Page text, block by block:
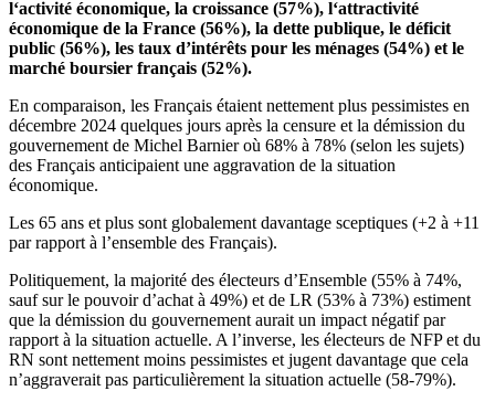
l‘activité économique, la croissance (57%), l‘attractivité
économique de la France (56%), la dette publique, le déficit
public (56%), les taux d’intérêts pour les ménages (54%) et le
marché boursier français (52%).
En comparaison, les Français étaient nettement plus pessimistes en
décembre 2024 quelques jours après la censure et la démission du
gouvernement de Michel Barnier où 68% à 78% (selon les sujets)
des Français anticipaient une aggravation de la situation
économique.
Les 65 ans et plus sont globalement davantage sceptiques (+2 à +11
par rapport à l’ensemble des Français).
Politiquement, la majorité des électeurs d’Ensemble (55% à 74%,
sauf sur le pouvoir d’achat à 49%) et de LR (53% à 73%) estiment
que la démission du gouvernement aurait un impact négatif par
rapport à la situation actuelle. A l’inverse, les électeurs de NFP et du
RN sont nettement moins pessimistes et jugent davantage que cela
n’aggraverait pas particulièrement la situation actuelle (58-79%).